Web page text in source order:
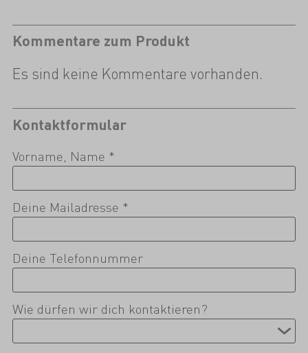
Kommentare zum Produkt
Es sind keine Kommentare vorhanden.
Kontaktformular
Vorname, Name *
Deine Mailadresse *
Deine Telefonnummer
Wie dürfen wir dich kontaktieren?